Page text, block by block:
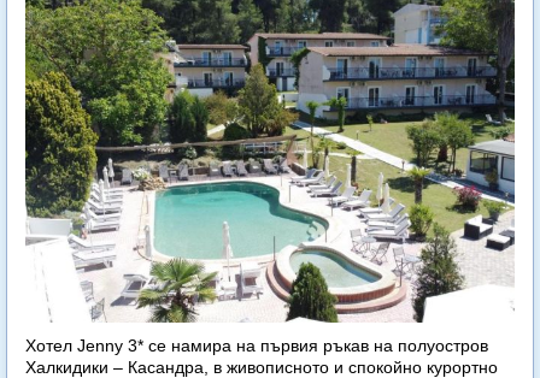
Хотел Jenny 3* се намира на първия ръкав на полуостров
Халкидики – Касандра, в живописното и спокойно курортно